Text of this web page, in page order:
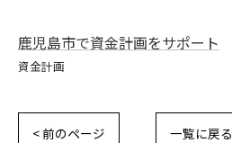
鹿児島市で資金計画をサポート
資金計画
< 前のページ 一覧に戻る